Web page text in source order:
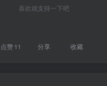
喜欢就支持一下吧
点赞11 分享 收藏